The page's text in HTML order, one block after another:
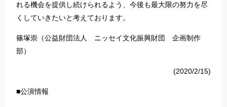
れる機会を提供し続けられるよう、今後も最大限の努力を尽
くしていきたいと考えております。
篠塚崇（公益財団法人 ニッセイ文化振興財団 企画制作
部）
(2020/2/15)
■公演情報